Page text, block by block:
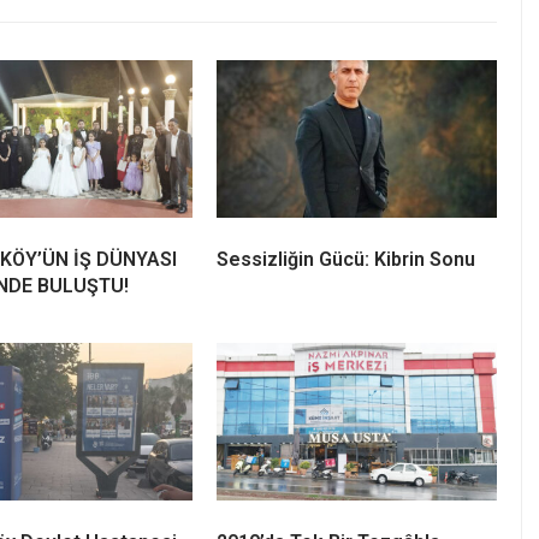
İŞ DÜNYASI
BULUŞTU!
Sessizliğin Gücü: Kibrin Sonu